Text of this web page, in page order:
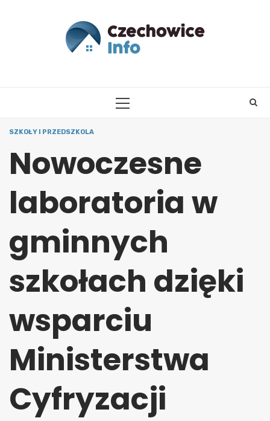
PRIMARY
SZKOŁY I PRZEDSZKOLA
Nowoczesne
laboratoria w
gminnych
szkołach dzięki
wsparciu
Ministerstwa
Cyfryzacji